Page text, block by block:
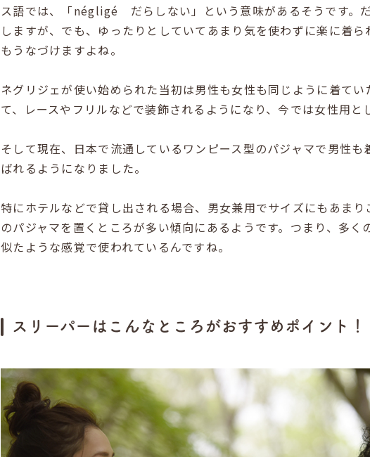
ス語では、「négligé だらしない」という意味があるそうです。
しますが、でも、ゆったりとしていてあまり気を使わずに楽に着
もうなづけますよね。
ネグリジェが使い始められた当初は男性も女性も同じように着て
て、レースやフリルなどで装飾されるようになり、今では女性用と
そして現在、日本で流通しているワンピース型のパジャマで男性
ばれるようになりました。
特にホテルなどで貸し出される場合、男女兼用でサイズにもあま
のパジャマを置くところが多い傾向にあるようです。つまり、多
似たような感覚で使われているんですね。
スリーパーはこんなところがおすすめポイント！